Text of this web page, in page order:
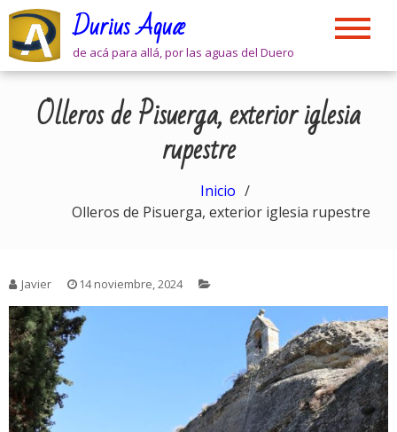
Skip
content
Durius Aquæ
de acá para allá, por las aguas del Duero
Olleros de Pisuerga, exterior iglesia
rupestre
Inicio
Olleros de Pisuerga, exterior iglesia rupestre
Javier 14 noviembre, 2024